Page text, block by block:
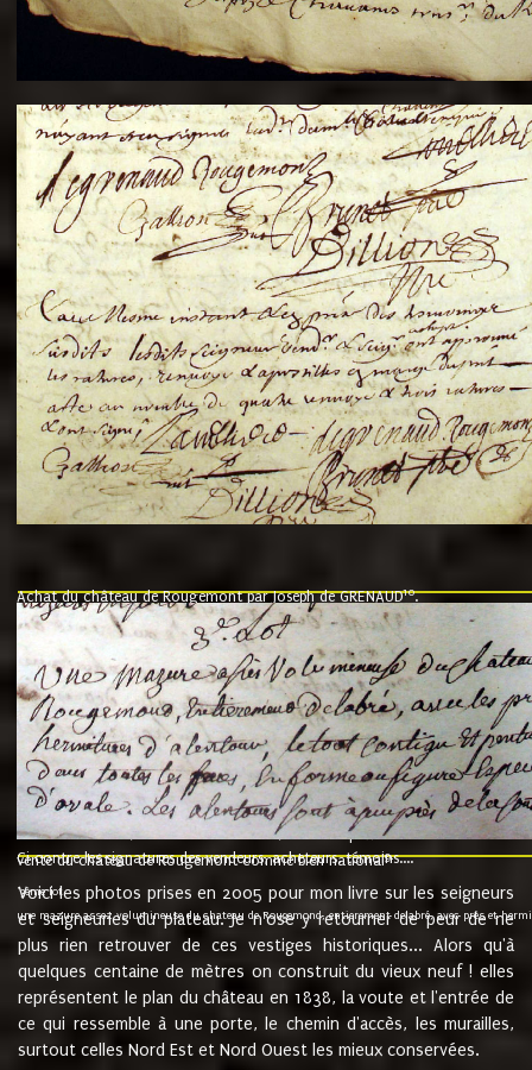
Achat du château de Rougemont par Joseph de GRENAUD10.
"l'an mil six cent soixante treze le ving neuvième jour du mois de
nommé fut présent Messire Claude Guillaume de Moyriat chevalier baron
vend, purement simplement et irrevocablement a monseigneur monsieur
et chavannes conseiller du roy au parlement de Bourgogne, present et
que le dit seigneur Baron de la Vellière a sur ses hommes, indivisables et
de la Velliere tout ainsi et comme le dit seigneur Baron et ses
présent......"
suivent les rentes, donation des terriers, etc... au prix de 880 livre louis
Ci contre les signatures des vendeurs, acheteurs, témoins....
vente du château de Rougemont comme bien national9.
"3ème lot
une mazure assez volumineuse du chateau de Rougemond, entierement delabré, avec près et
Voici les photos prises en 2005 pour mon livre sur les seigneurs
et seigneuries du plateau. Je n'ose y retourner de peur de ne
plus rien retrouver de ces vestiges historiques... Alors qu'à
quelques centaine de mètres on construit du vieux neuf ! elles
représentent le plan du château en 1838, la voute et l'entrée de
ce qui ressemble à une porte, le chemin d'accès, les murailles,
surtout celles Nord Est et Nord Ouest les mieux conservées.